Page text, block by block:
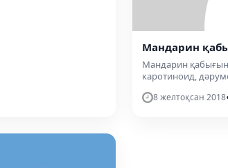
Мандарин
Мандарин
каротиноид,
8 желтоқсан 2018